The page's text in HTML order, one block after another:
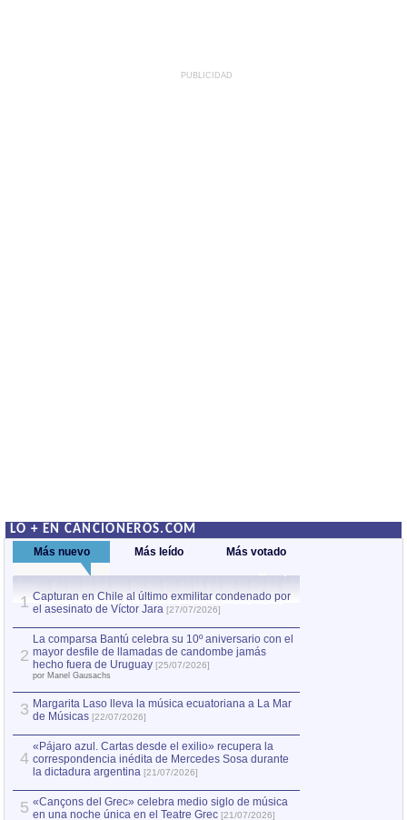
PUBLICIDAD
LO + EN CANCIONEROS.COM
Más nuevo Más leído Más votado
1 Capturan en Chile al último exmilitar condenado por
el asesinato de Víctor Jara [27/07/2026]
2
La comparsa Bantú celebra su 10º aniversario con el
mayor desfile de llamadas de candombe jamás
hecho fuera de Uruguay [25/07/2026]
por Manel Gausachs
3 Margarita Laso lleva la música ecuatoriana a La Mar
de Músicas [22/07/2026]
4
«Pájaro azul. Cartas desde el exilio» recupera la
correspondencia inédita de Mercedes Sosa durante
la dictadura argentina [21/07/2026]
5 «Cançons del Grec» celebra medio siglo de música
en una noche única en el Teatre Grec [21/07/2026]